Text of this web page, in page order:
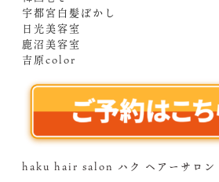
宇都宮白髪ぼかし
日光美容室
鹿沼美容室
吉原color
haku hair salon ハク ヘアーサロン